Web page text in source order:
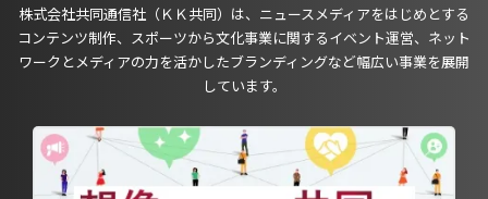
株式会社共同通信社（ＫＫ共同）は、ニュースメディアをはじめとする
コンテンツ制作、スポーツから文化事業に関するイベント運営、ネット
ワークとメディアの力を活かしたブランディングなど幅広い事業を展開
しています。